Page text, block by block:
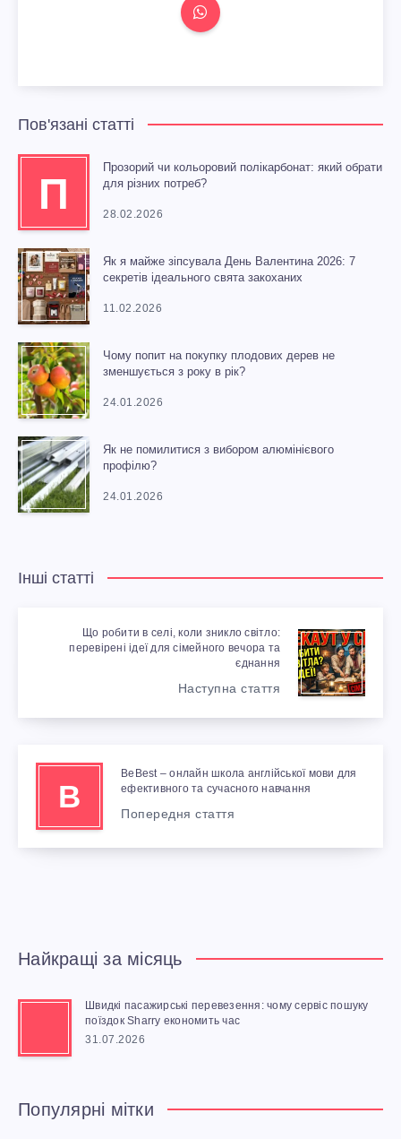
Пов'язані статті
П
Прозорий чи кольоровий полікарбонат: який обрати
для різних потреб?
28.02.2026
Як я майже зіпсувала День Валентина 2026: 7
секретів ідеального свята закоханих
11.02.2026
Чому попит на покупку плодових дерев не
зменшується з року в рік?
24.01.2026
Як не помилитися з вибором алюмінієвого
профілю?
24.01.2026
Інші статті
Що робити в селі, коли зникло світло:
перевірені ідеї для сімейного вечора та
єднання
Наступна стаття
B
BeBest – онлайн школа англійської мови для
ефективного та сучасного навчання
Попередня стаття
Найкращі за місяць
Швидкі пасажирські перевезення: чому сервіс пошуку
поїздок Sharry економить час
31.07.2026
Популярні мітки